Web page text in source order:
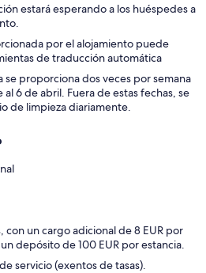
estará esperando a los huéspedes a
por el alojamiento puede
de traducción automática
se proporciona dos veces por semana
6 de abril. Fuera de estas fechas, se
de limpieza diariamente.
con un cargo adicional de 8 EUR por
depósito de 100 EUR por estancia.
servicio (exentos de tasas).